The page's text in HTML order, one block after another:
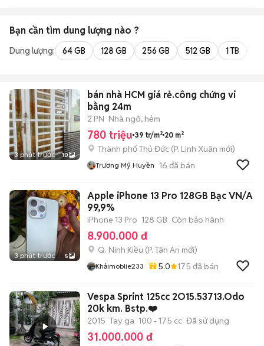
Bạn cần tìm dung lượng nào ?
Dung lượng: 64 GB 128 GB 256 GB 512 GB 1 TB
3 phút trước 10
bán nhà HCM giá rẻ.công chứng vi
bằng 24m
2 PN Nhà ngõ, hẻm
780 triệu 39 tr/m² 20 m²
Thành phố Thủ Đức (P. Linh Xuân mới)
Trương Mỹ Huyền 16 đã bán
3 phút trước 5
Apple iPhone 13 Pro 128GB Bạc VN/A
99,9%
iPhone 13 Pro 128 GB Còn bảo hành
8.900.000 đ
Q. Ninh Kiều (P. Tân An mới)
Khảimoblie233 5.0 175 đã bán
Vespa Sprint 125cc 2O15.53713.Odo
20k km. Bstp.❤️
2015 Tay ga 100 - 175 cc Đã sử dụng
31.000.000 đ